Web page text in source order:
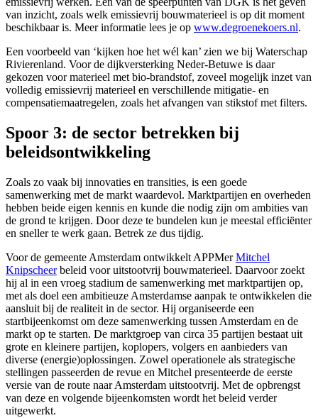
van inzicht, zoals welk emissievrij bouwmaterieel is op dit moment
beschikbaar is. Meer informatie lees je op www.degroenekoers.nl.
Een voorbeeld van ‘kijken hoe het wél kan’ zien we bij Waterschap
Rivierenland. Voor de dijkversterking Neder-Betuwe is daar
gekozen voor materieel met bio-brandstof, zoveel mogelijk inzet van
volledig emissievrij materieel en verschillende mitigatie- en
compensatiemaatregelen, zoals het afvangen van stikstof met filters.
Spoor 3: de sector betrekken bij
beleidsontwikkeling
Zoals zo vaak bij innovaties en transities, is een goede
samenwerking met de markt waardevol. Marktpartijen en overheden
hebben beide eigen kennis en kunde die nodig zijn om ambities van
de grond te krijgen. Door deze te bundelen kun je meestal efficiënter
en sneller te werk gaan. Betrek ze dus tijdig.
Voor de gemeente Amsterdam ontwikkelt APPMerMitchel
Knipscheerbeleid voor uitstootvrij bouwmaterieel. Daarvoor zoekt
hij al in een vroeg stadium de samenwerking met marktpartijen op,
met als doel een ambitieuze Amsterdamse aanpak te ontwikkelen die
aansluit bij de realiteit in de sector. Hij organiseerde een
startbijeenkomst om deze samenwerking tussen Amsterdam en de
markt op te starten. De marktgroep van circa 35 partijen bestaat uit
grote en kleinere partijen, koplopers, volgers en aanbieders van
diverse (energie)oplossingen. Zowel operationele als strategische
stellingen passeerden de revue en Mitchel presenteerde de eerste
versie van de route naar Amsterdam uitstootvrij. Met de opbrengst
van deze en volgende bijeenkomsten wordt het beleid verder
uitgewerkt.